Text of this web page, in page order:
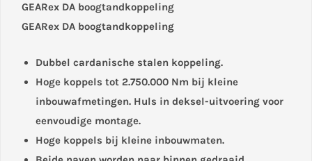
GEARex DA boogtandkoppeling
GEARex DA boogtandkoppeling
Dubbel cardanische stalen koppeling.
Hoge koppels tot 2.750.000 Nm bij kleine
inbouwafmetingen. Huls in deksel-uitvoering voor
eenvoudige montage.
Hoge koppels bij kleine inbouwmaten.